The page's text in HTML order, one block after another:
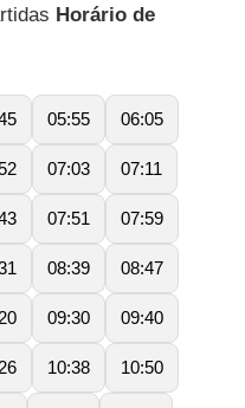
Horário de
05:55 06:05
07:03 07:11
07:51 07:59
08:39 08:47
09:30 09:40
10:38 10:50